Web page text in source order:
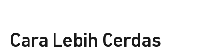
Cara Lebih Cerdas